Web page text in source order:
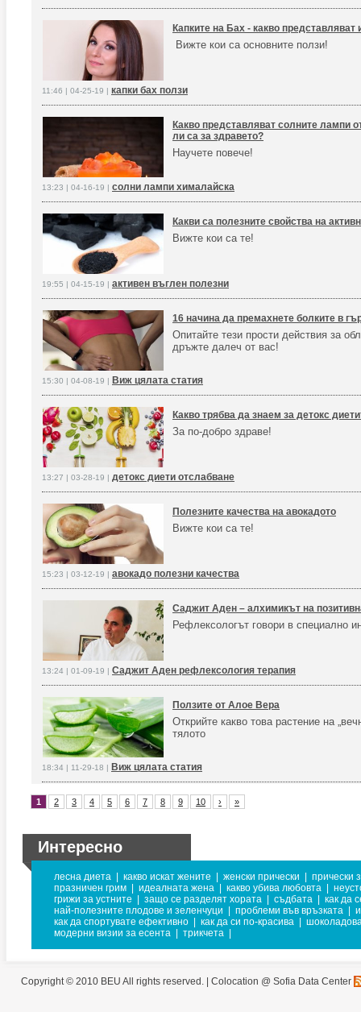
Капките на Бах - какво представляват
Вижте кои са основните ползи!
11:46 | 04-25-19 | капки бах ползи
Какво представляват солните лампи
ли са за здравето?
Научете повече!
13:23 | 04-16-19 | солни лампи хималайска
Какви са полезните свойства на
Вижте кои са те!
19:55 | 04-15-19 | активен въглен полезни
16 начина да премахнете болките в
Опитайте тези прости действия за
дръжте далеч от вас!
15:30 | 04-08-19 | Виж цялата статия
Какво трябва да знаем за детокс
За по-добро здраве!
13:27 | 03-28-19 | детокс диети отслабване
Полезните качества на авокадото
Вижте кои са те!
15:23 | 03-12-19 | авокадо полезни качества
Саджит Аден – алхимикът на
Рефлексологът говори в специално
13:24 | 01-09-19 | Саджит Аден рефлексология терапия
Ползите от Алое Вера
Открийте какво това растение на
тялото
18:34 | 11-29-18 | Виж цялата статия
1 2 3 4 5 6 7 8 9 10 › »
Интересно
лесна диета | какво искат жените | женски прически | прически
празничен грим | идеалната жена | какво убива любовта |
грижи за устните | защо се разделят хората | съдбата | как да
най-полезните плодове и зеленчуци | проблеми във връзката |
как да спортувате ефективно | как да си по-красива |
модерни визии за есента | трикчета |
Copyright © 2010 BEU All rights reserved. | Colocation @ Sofia Data Center